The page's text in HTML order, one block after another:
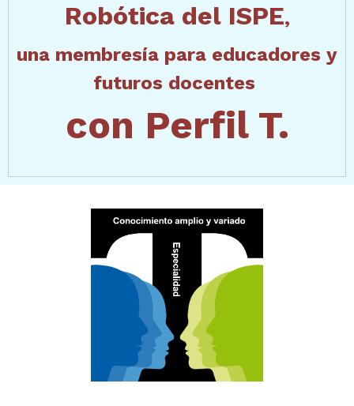
Robótica del ISPE,
una membresía para educadores y
futuros docentes
con Perfil T.